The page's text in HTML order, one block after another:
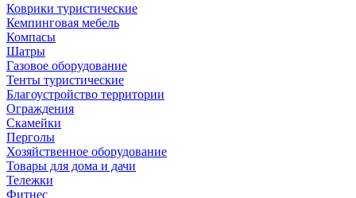
Коврики туристические
Кемпинговая мебель
Компасы
Шатры
Газовое оборудование
Тенты туристические
Благоустройство территории
Ограждения
Скамейки
Перголы
Хозяйственное оборудование
Товары для дома и дачи
Тележки
Фитнес